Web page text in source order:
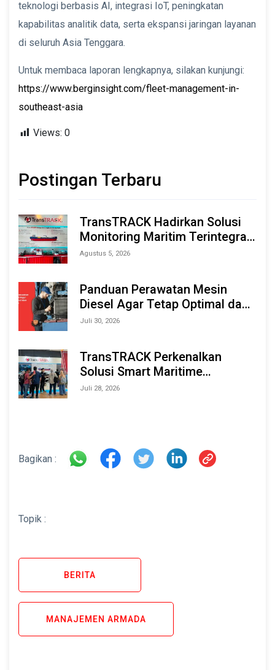
teknologi berbasis AI, integrasi IoT, peningkatan
kapabilitas analitik data, serta ekspansi jaringan layanan
di seluruh Asia Tenggara.
Untuk membaca laporan lengkapnya, silakan kunjungi:
https://www.berginsight.com/fleet-management-in-
southeast-asia
Views: 0
Postingan Terbaru
TransTRACK Hadirkan Solusi
Monitoring Maritim Terintegrasi
Berbasis AI & IoT di Indonesia
Agustus 5, 2026
Panduan Perawatan Mesin
Diesel Agar Tetap Optimal dan
Tahan Lama
Juli 30, 2026
TransTRACK Perkenalkan
Solusi Smart Maritime
Monitoring Berbasis AI dan IoT
Juli 28, 2026
Bagikan :
Topik :
BERITA
MANAJEMEN ARMADA